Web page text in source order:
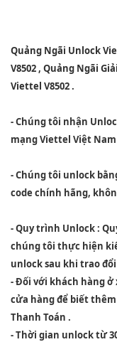
Quảng Ngãi Unlock
V8502, Quảng Ngãi
Viettel V8502.
- Chúng tôi nhận
mạng Viettel Việt Nam
- Chúng tôi unlock
code chính hãng,
- Quy trình Unlock :
chúng tôi thực hiện
unlock sau khi trao
- Đối với khách hàng ở
cửa hàng để biết
Thanh Toán .
- Thời gian unlock từ